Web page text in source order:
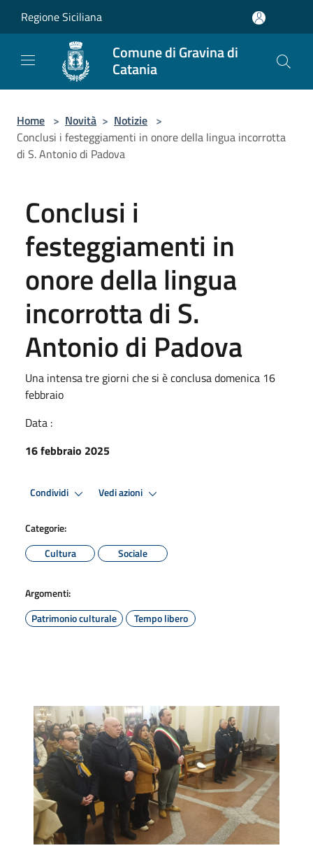
Regione Siciliana
Comune di Gravina di
Catania
Home > Novità > Notizie >
Conclusi i festeggiamenti in onore della lingua incorrotta
di S. Antonio di Padova
Conclusi i
festeggiamenti in
onore della lingua
incorrotta di S.
Antonio di Padova
Una intensa tre giorni che si è conclusa domenica 16
febbraio
Data :
16 febbraio 2025
Condividi Vedi azioni
Categorie:
Cultura
Sociale
Argomenti:
Patrimonio culturale
Tempo libero